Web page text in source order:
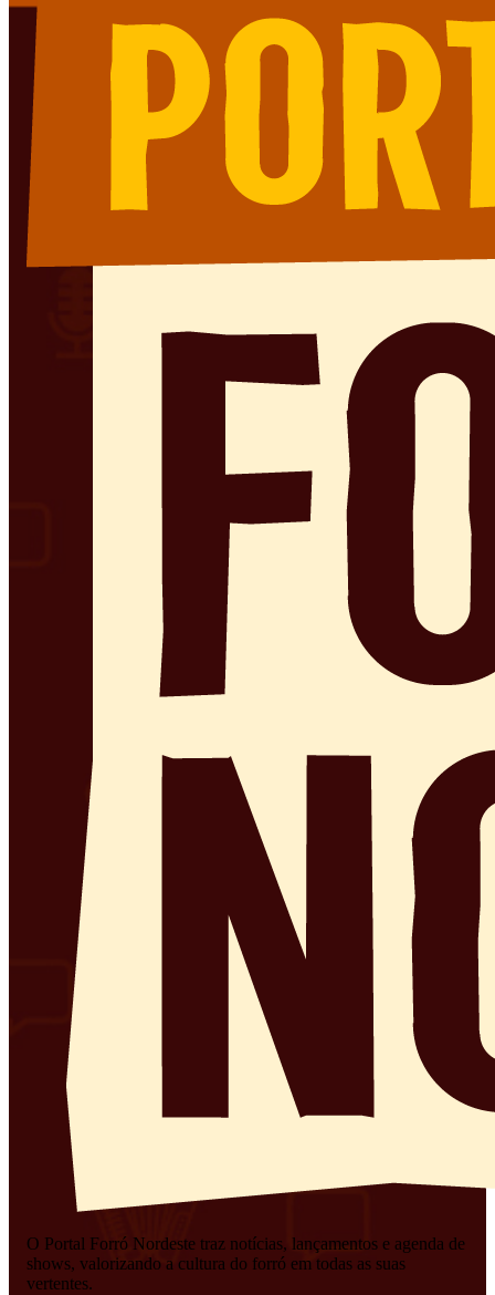
O Portal Forró Nordeste traz notícias, lançamentos e agenda de
shows, valorizando a cultura do forró em todas as suas
vertentes.